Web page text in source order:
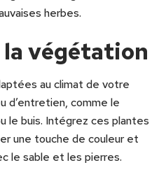
herbes.
végétation
au climat de votre
d’entretien, comme le
le buis. Intégrez ces plantes
une touche de couleur et
le sable et les pierres.